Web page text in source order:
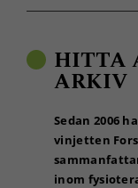
HITTA
ARKIV
Sedan 2006
vinjetten
inom